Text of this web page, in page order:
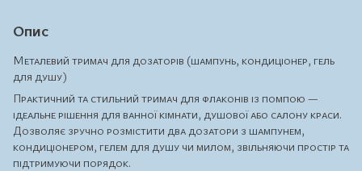
Опис
Металевий тримач для дозаторів (шампунь, кондиціонер, гель
для душу)
Практичний та стильний тримач для флаконів із помпою —
ідеальне рішення для ванної кімнати, душової або салону краси.
Дозволяє зручно розмістити два дозатори з шампунем,
кондиціонером, гелем для душу чи милом, звільняючи простір та
підтримуючи порядок.